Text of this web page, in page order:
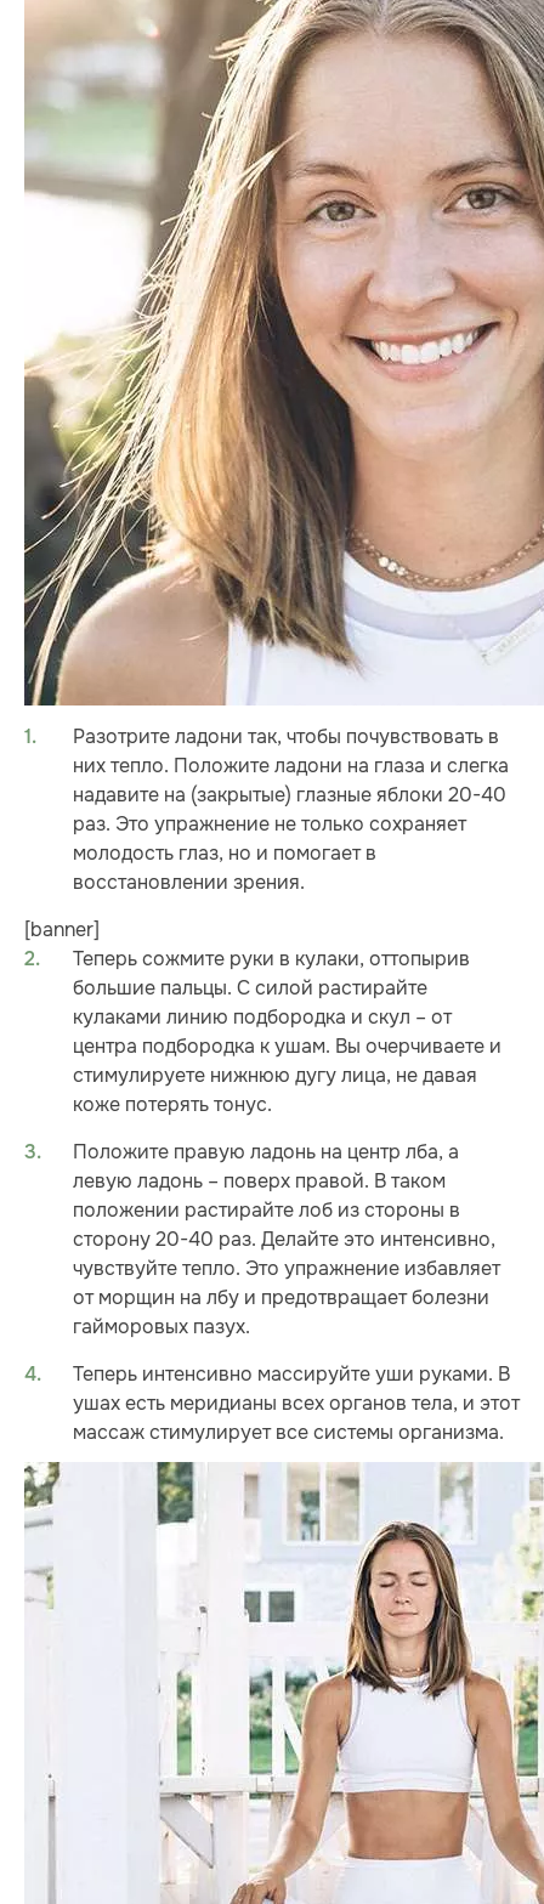
Разотрите ладони так, чтобы почувствовать в
них тепло. Положите ладони на глаза и слегка
надавите на (закрытые) глазные яблоки 20-40
раз. Это упражнение не только сохраняет
молодость глаз, но и помогает в
восстановлении зрения.
[banner]
Теперь сожмите руки в кулаки, оттопырив
большие пальцы. С силой растирайте
кулаками линию подбородка и скул – от
центра подбородка к ушам. Вы очерчиваете и
стимулируете нижнюю дугу лица, не давая
коже потерять тонус.
Положите правую ладонь на центр лба, а
левую ладонь – поверх правой. В таком
положении растирайте лоб из стороны в
сторону 20-40 раз. Делайте это интенсивно,
чувствуйте тепло. Это упражнение избавляет
от морщин на лбу и предотвращает болезни
гайморовых пазух.
Теперь интенсивно массируйте уши руками. В
ушах есть меридианы всех органов тела, и этот
массаж стимулирует все системы организма.